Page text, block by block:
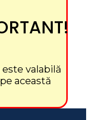
valabilă
această